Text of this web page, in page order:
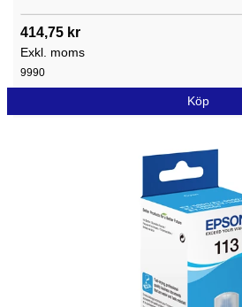
414,75 kr
Exkl. moms
9990
Köp